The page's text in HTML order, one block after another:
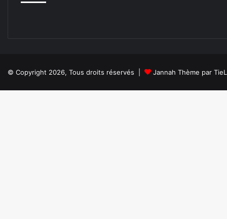
© Copyright 2026, Tous droits réservés | Jannah Thème par